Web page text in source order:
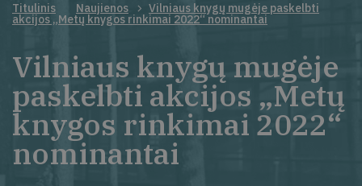
Titulinis Naujienos Vilniaus knygų mugėje paskelbti
akcijos „Metų knygos rinkimai 2022“ nominantai
Vilniaus knygų mugėje
paskelbti akcijos „Metų
knygos rinkimai 2022“
nominantai